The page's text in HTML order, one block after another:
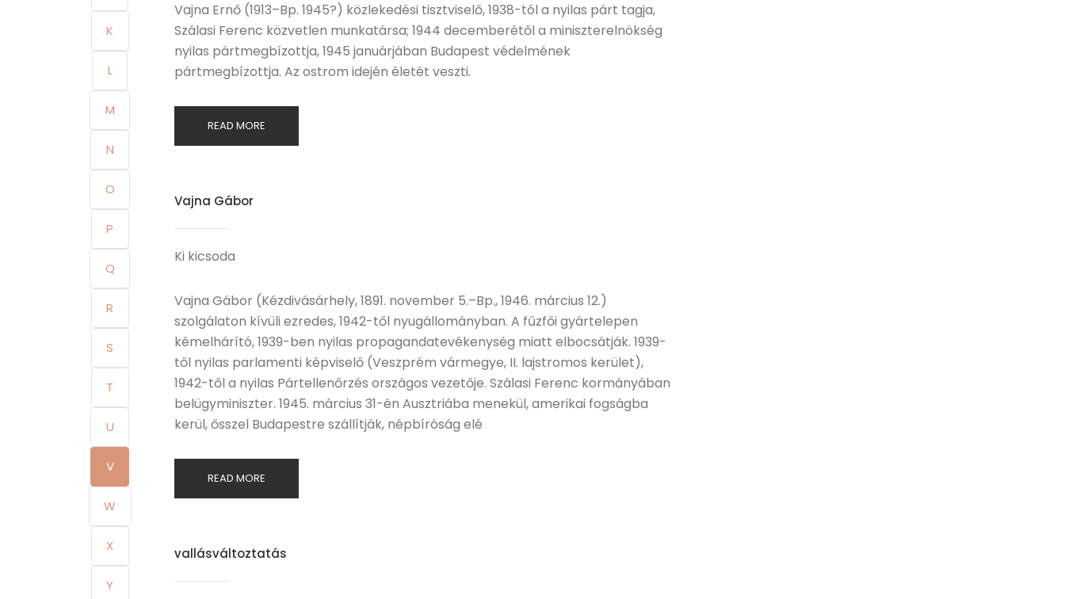
K
L
M
N
O
P
Q
R
S
T
U
V
W
X
Y
Vajna Ernő (1913–Bp. 1945?) közlekedési tisztviselő, 1938-tól a nyilas párt tagja,
Szálasi Ferenc közvetlen munkatársa; 1944 decemberétől a miniszterelnökség
nyilas pártmegbízottja, 1945 januárjában Budapest védelmének
pártmegbízottja. Az ostrom idején életét veszti.
READ MORE
Vajna Gábor
Ki kicsoda
Vajna Gábor (Kézdivásárhely, 1891. november 5.–Bp., 1946. március 12.)
szolgálaton kívüli ezredes, 1942-től nyugállományban. A fűzfői gyártelepen
kémelhárító, 1939-ben nyilas propagandatevékenység miatt elbocsátják. 1939-
től nyilas parlamenti képviselő (Veszprém vármegye, II. lajstromos kerület),
1942-től a nyilas Pártellenőrzés országos vezetője. Szálasi Ferenc kormányában
belügyminiszter. 1945. március 31-én Ausztriába menekül, amerikai fogságba
kerül, ősszel Budapestre szállítják, népbíróság elé
READ MORE
vallásváltoztatás